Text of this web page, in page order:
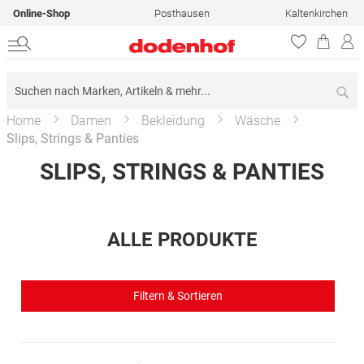
Online-Shop Posthausen Kaltenkirchen
Home Damen Bekleidung
Wäsche
Slips, Strings & Panties
SLIPS, STRINGS & PANTIES
ALLE PRODUKTE
Filtern & Sortieren